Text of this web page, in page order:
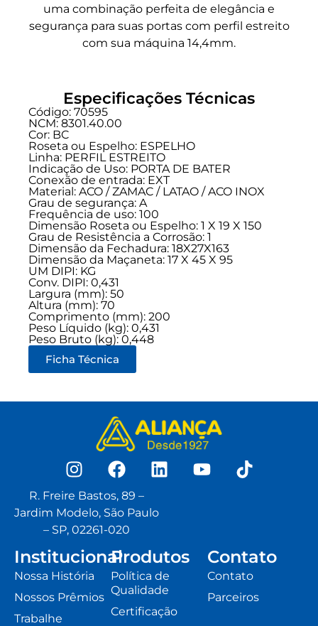
uma combinação perfeita de elegância e
segurança para suas portas com perfil estreito
com sua máquina 14,4mm.
Especificações Técnicas
Código: 70595
NCM: 8301.40.00
Cor: BC
Roseta ou Espelho: ESPELHO
Linha: PERFIL ESTREITO
Indicação de Uso: PORTA DE BATER
Conexão de entrada: EXT
Material: ACO / ZAMAC / LATAO / ACO INOX
Grau de segurança: A
Frequência de uso: 100
Dimensão Roseta ou Espelho: 1 X 19 X 150
Grau de Resistência a Corrosão: 1
Dimensão da Fechadura: 18X27X163
Dimensão da Maçaneta: 17 X 45 X 95
UM DIPI: KG
Conv. DIPI: 0,431
Largura (mm): 50
Altura (mm): 70
Comprimento (mm): 200
Peso Líquido (kg): 0,431
Peso Bruto (kg): 0,448
Ficha Técnica
R. Freire Bastos, 89 –
Jardim Modelo, São Paulo
– SP, 02261-020
Institucional
Nossa História
Nossos Prêmios
Trabalhe
Produtos
Política de
Qualidade
Certificação
Contato
Contato
Parceiros